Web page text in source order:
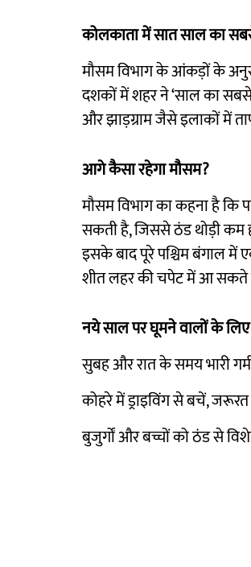
कोलकाता में सात साल का
मौसम विभाग के आंकड़ों के
दशकों में शहर ने ‘साल का सबसे
और झाड़ग्राम जैसे इलाकों में
आगे कैसा रहेगा मौसम?
मौसम विभाग का कहना है कि
सकती है, जिससे ठंड थोड़ी कम
इसके बाद पूरे पश्चिम बंगाल
शीत लहर की चपेट में आ सकते
नये साल पर घूमने वालों के
सुबह और रात के समय भारी
कोहरे में ड्राइविंग से बचें,
बुजुर्गों और बच्चों को ठंड से